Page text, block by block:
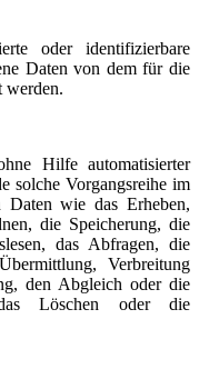
oder identifizierbare
Daten von dem für die
werden.
Hilfe automatisierter
solche Vorgangsreihe im
Daten wie das Erheben,
die Speicherung, die
das Abfragen, die
Verbreitung
den Abgleich oder die
Löschen oder die